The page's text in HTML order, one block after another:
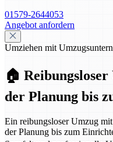
01579-2644053
Angebot anfordern
Umziehen mit
🏠 Reibungsloser
der Planung bis
Ein reibungsloser Umzug
der Planung bis zum